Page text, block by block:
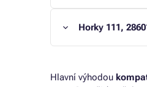
Horky 111,
Hlavní výhodou